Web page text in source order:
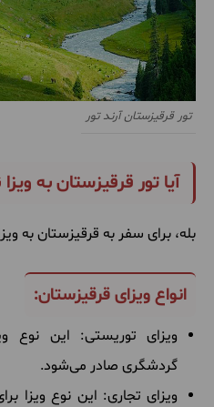
تور قرقیزستان آرند تور
آیا تور قرقیزستان به ویزا
بله، برای سفر به قرقیزستان به
انواع ویزای قرقیزستان:
ویزای توریستی: این نوع
گردشگری صادر می‌شود.
ویزای تجاری: این نوع ویزا